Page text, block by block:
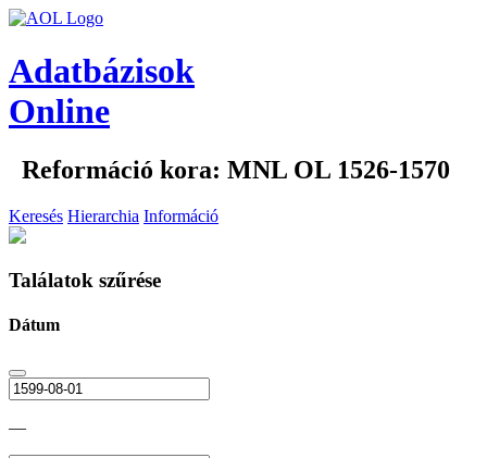
Adatbázisok
Online
Reformáció kora: MNL OL 1526-1570
Keresés Hierarchia Információ
Találatok szűrése
Dátum
—